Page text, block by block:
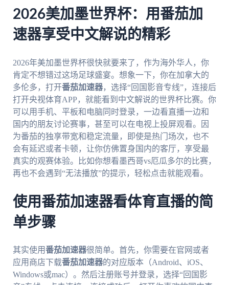
2026美加墨世界杯：用番茄加
速器享受中文解说的精彩
2026年美加墨世界杯很快就要来了，作为海外华人，你
肯定不想错过这场足球盛宴。想象一下，你在加拿大的
多伦多，打开番茄加速器，选择“回国影音专线”，连接后
打开央视体育APP，就能看到中文解说的世界杯比赛。你
可以用手机、平板和电脑同时登录，一边看直播一边和
国内的朋友讨论赛事，甚至可以在电视上投屏观看。因
为番茄的独享带宽和稳定流量，即使是热门场次，也不
会有延迟或者卡顿，让你仿佛置身国内的客厅，享受最
真实的观赛体验。比如你想看墨西哥vs厄瓜多尔的比赛，
再也不会遇到“无法播放”的提示，轻松点击就能观看。
使用番茄加速器看体育直播的简
单步骤
其实使用番茄加速器很简单。首先，你需要在官网或者
应用商店下载番茄加速器的对应版本（Android、iOS、
Windows或mac）。然后注册账号并登录，选择“回国影